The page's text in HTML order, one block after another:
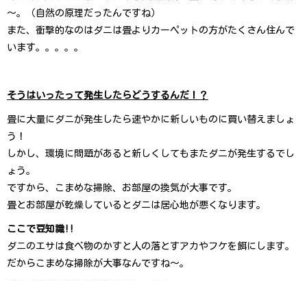
～。（自然の原理だったんですね）
また、衝撃的なのはダニは畳よりカーペットの方がたくさん住んで
います。。。。。
そうはいったって発生したらどうするんだ！？
畳に大量にダニが発生したら速やかに新しいものに買い替えましょ
う！
しかし、環境に問題があると新しくしてもまたダニが発生するでし
ょう。
ですから、こまめな掃除、お部屋の換気が大事です。
畳とお部屋が乾燥しているとダニは居心地が悪くなります。
ここで豆知識!!
ダニのエサは食べ物のかすと人の落とすアカやフケを餌にします。
だからこまめな掃除が大事なんですね～。